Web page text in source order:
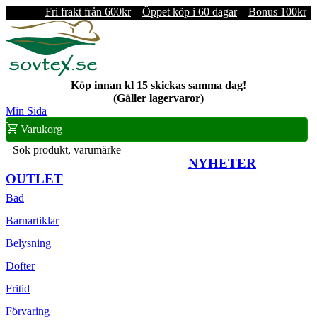
Fri frakt från 600kr Öppet köp i 60 dagar Bonus 100kr
Köp innan kl 15 skickas samma dag!
(Gäller lagervaror)
Min Sida
Varukorg
Sök produkt, varumärke
NYHETER
OUTLET
Bad
Barnartiklar
Belysning
Dofter
Fritid
Förvaring